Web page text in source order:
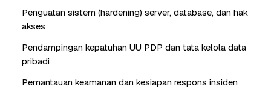
Penguatan sistem (hardening) server, database, dan hak
akses
Pendampingan kepatuhan UU PDP dan tata kelola data
pribadi
Pemantauan keamanan dan kesiapan respons insiden